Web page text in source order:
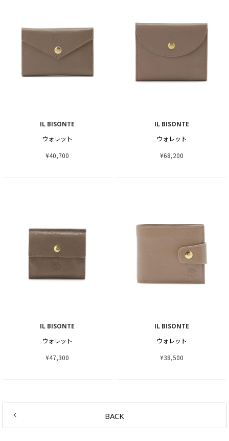
IL BISONTE
ウォレット
¥40,700
IL BISONTE
ウォレット
¥68,200
IL BISONTE
ウォレット
¥47,300
IL BISONTE
ウォレット
¥38,500
BACK